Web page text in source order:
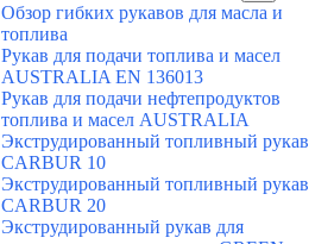
Обзор гибких рукавов для масла и
топлива
Рукав для подачи топлива и масел
AUSTRALIA EN 136013
Рукав для подачи нефтепродуктов
топлива и масел AUSTRALIA
Экструдированный топливный рукав
CARBUR 10
Экструдированный топливный рукав
CARBUR 20
Экструдированный рукав для